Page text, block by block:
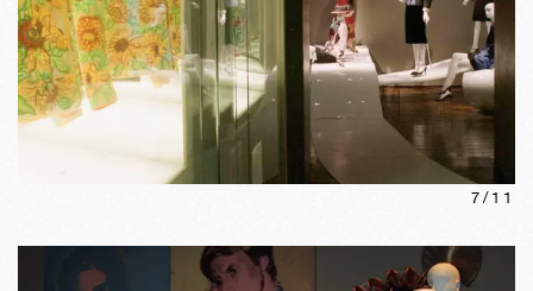
7/ 11